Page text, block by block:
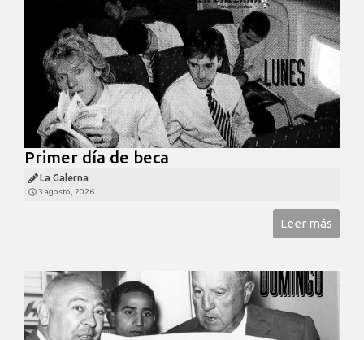
Primer día de beca
La Galerna
3 agosto, 2026
Leer más